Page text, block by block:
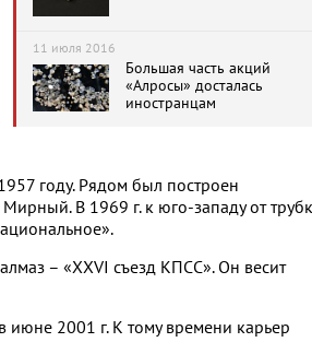
11 июля 2016
Большая часть акций
«Алросы» досталась
иностранцам
году. Рядом был построен
В 1969 г. к юго-западу от
– «XXVI съезд КПСС». Он весит
2001 г. К тому времени карьер